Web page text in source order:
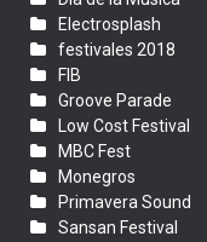
Electrosplash
festivales 2018
FIB
Groove Parade
Low Cost Festival
MBC Fest
Monegros
Primavera Sound
Sansan Festival